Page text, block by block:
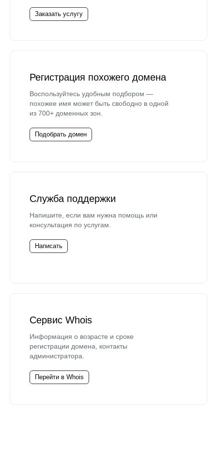
Заказать услугу
Регистрация похожего домена
Воспользуйтесь удобным подбором —
похожее имя может быть свободно в одной
из 700+ доменных зон.
Подобрать домен
Служба поддержки
Напишите, если вам нужна помощь или
консультация по услугам.
Написать
Сервис Whois
Информация о возрасте и сроке
регистрации домена, контакты
администратора.
Перейти в Whois